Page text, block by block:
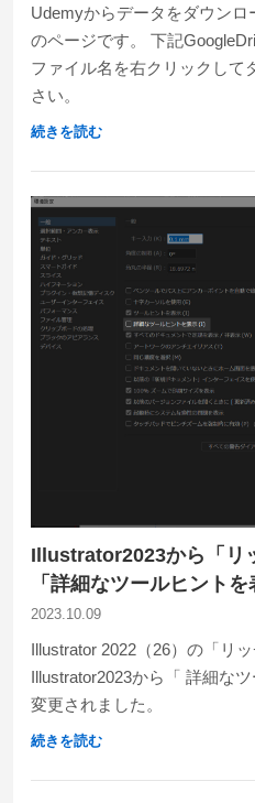
Udemyからデータをダウン
のページです。 下記
ファイル名を右クリックして
さい。
続きを読む
Illustrator2023から「リ
「詳細なツールヒント
2023.10.09
Illustrator 2022（26）の「リ
Illustrator2023から「 詳細な
変更されました。
続きを読む